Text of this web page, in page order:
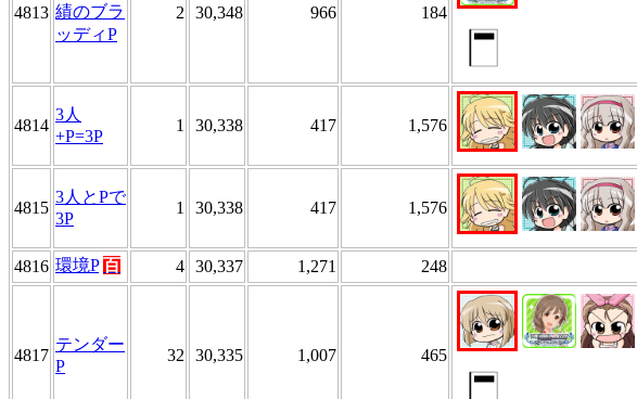
4813 績のブラ
ッディP
2 30,348 966 184
4814
3人
+P=3P
1 30,338 417 1,576
4815
3人とPで
3P
1 30,338 417 1,576
4816 環境P 百 4 30,337 1,271 248
4817
テンダー
P
32 30,335 1,007 465